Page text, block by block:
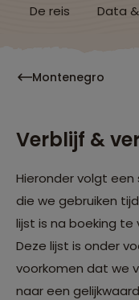
De reis Data
Montenegro
Verblijf &
Hieronder volgt
die we gebruiken
lijst is na boeking te
Deze lijst is onder
voorkomen dat we
naar een